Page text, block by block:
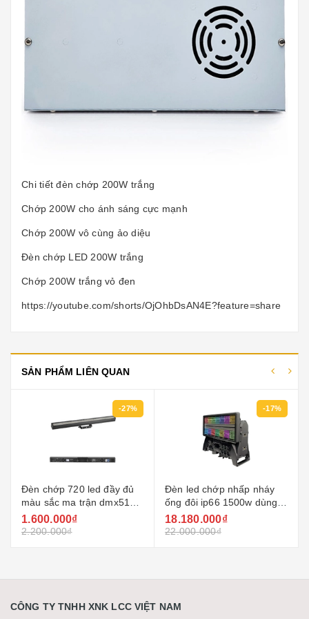
Chi tiết đèn chớp 200W trắng
Chớp 200W cho ánh sáng cực mạnh
Chớp 200W vô cùng ảo diệu
Đèn chớp LED 200W trắng
Chớp 200W trắng vỏ đen
https://youtube.com/shorts/OjOhbDsAN4E?feature=share
SẢN PHẨM LIÊN QUAN
-27%
Đèn chớp 720 led đầy đủ
màu sắc ma trận dmx512
lcc-t720c
1.600.000₫
2.200.000₫
-17%
Đèn led chớp nhấp nháy
ống đôi ip66 1500w dùng
chiếu sáng ngoài trời
18.180.000₫
22.000.000₫
CÔNG TY TNHH XNK LCC VIỆT NAM